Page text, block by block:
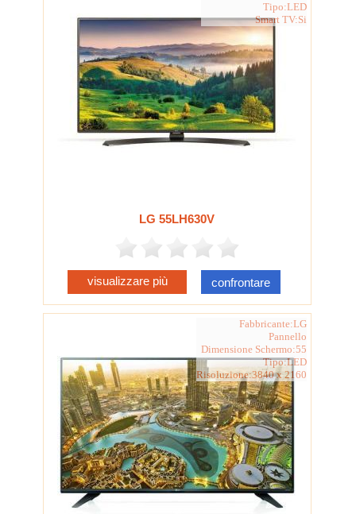
Tipo:LED
Smart TV:Si
LG 55LH630V
visualizzare più confrontare
Fabbricante:LG
Pannello
Dimensione Schermo:55
Tipo:LED
Risoluzione:3840 x 2160